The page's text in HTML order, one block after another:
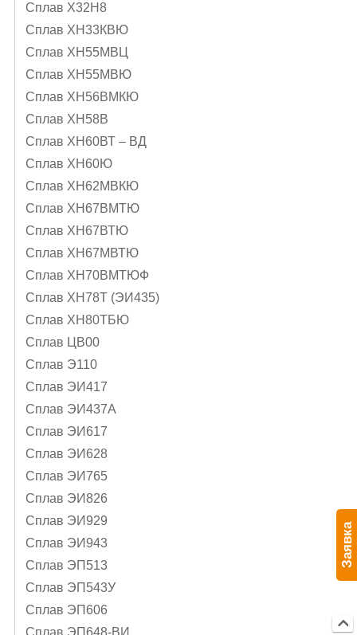
Сплав Х32Н8
Сплав ХН33КВЮ
Сплав ХН55МВЦ
Сплав ХН55МВЮ
Сплав ХН56ВМКЮ
Сплав ХН58В
Сплав ХН60ВТ – ВД
Сплав ХН60Ю
Сплав ХН62МВКЮ
Сплав ХН67ВМТЮ
Сплав ХН67ВТЮ
Сплав ХН67МВТЮ
Сплав ХН70ВМТЮФ
Сплав ХН78Т (ЭИ435)
Сплав ХН80ТБЮ
Сплав ЦВ00
Сплав Э110
Сплав ЭИ417
Сплав ЭИ437А
Сплав ЭИ617
Сплав ЭИ628
Сплав ЭИ765
Сплав ЭИ826
Сплав ЭИ929
Сплав ЭИ943
Сплав ЭП513
Сплав ЭП543У
Сплав ЭП606
Сплав ЭП648-ВИ
Заявка